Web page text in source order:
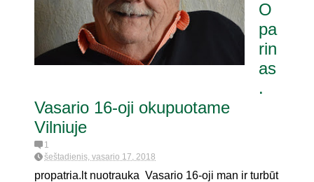
O
pa
rin
as
.
Vasario 16-oji okupuotame
Vilniuje
1
šeštadienis, vasario 17, 2018
propatria.lt nuotrauka Vasario 16-oji man ir turbūt